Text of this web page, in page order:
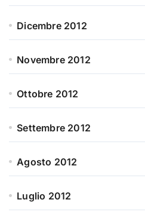
Dicembre 2012
Novembre 2012
Ottobre 2012
Settembre 2012
Agosto 2012
Luglio 2012